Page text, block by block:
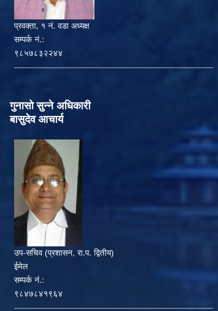
प्रवक्ता, १ नं. वडा अध्यक्ष
सम्पर्क नं.:
९८५७८३२२४४
गुनासो सुन्‍ने अधिकारी
बासुदेव आचार्य
उप-सचिव (प्रशासन, रा.प. द्वितीय)
ईमेल
सम्पर्क नं.:
९८४७८४१९६४